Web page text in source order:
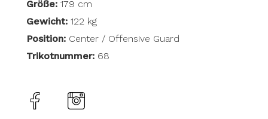
Größe:179 cm
Gewicht:122 kg
Position: Center / Offensive Guard
Trikotnummer:68